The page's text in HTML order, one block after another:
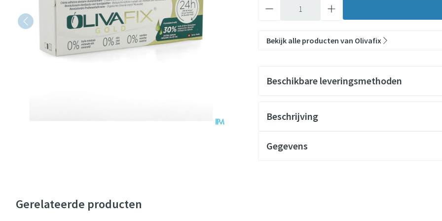
Bekijk alle producten van Olivafix
Beschikbare leveringsmethoden
Beschrijving
Gegevens
Gerelateerde producten